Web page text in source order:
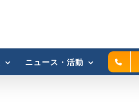
ニュース・活動